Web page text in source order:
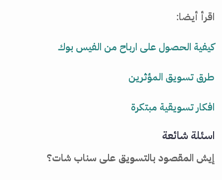
اقرأ أيضا:
كيفية الحصول على ارباح من الفيس بوك
طرق تسويق المؤثرين
افكار تسويقية مبتكرة
اسئلة شائعة
إيش المقصود بالتسويق على سناب شات؟